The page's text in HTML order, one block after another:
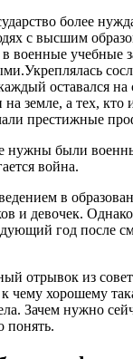
более
с высшим
военные учебные
оставался на
на земле, а тех,
престижные
нужны были
война.
в
и девочек.
год после
отрывок из
чему хорошему
Зачем нужно
понять.